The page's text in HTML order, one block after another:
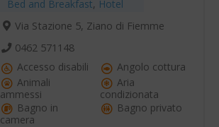
Bed and Breakfast, Hotel
Via Stazione 5, Ziano di Fiemme
0462 571148
Accesso disabili
Angolo cottura
Animali
ammessi
Aria
condizionata
Bagno in
camera
Bagno privato